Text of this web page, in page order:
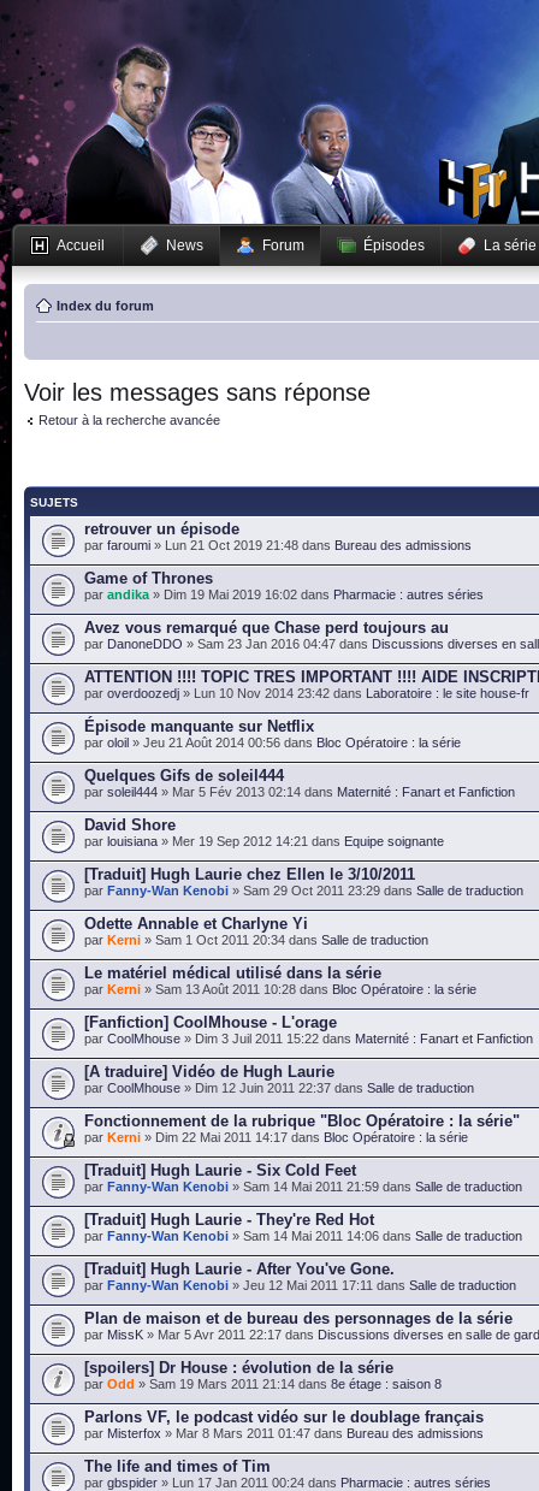
Accueil News Forum Épisodes La série
Index du forum
Voir les messages sans réponse
Retour à la recherche avancée
SUJETS
retrouver un épisode
par faroumi » Lun 21 Oct 2019 21:48 dans Bureau des admissions
Game of Thrones
par andika » Dim 19 Mai 2019 16:02 dans Pharmacie : autres séries
Avez vous remarqué que Chase perd toujours au
par DanoneDDO » Sam 23 Jan 2016 04:47 dans Discussions diverses en
ATTENTION !!!! TOPIC TRES IMPORTANT !!!! AIDE
par overdoozedj » Lun 10 Nov 2014 23:42 dans Laboratoire : le site house-fr
Épisode manquante sur Netflix
par oloil » Jeu 21 Août 2014 00:56 dans Bloc Opératoire : la série
Quelques Gifs de soleil444
par soleil444 » Mar 5 Fév 2013 02:14 dans Maternité : Fanart et Fanfiction
David Shore
par louisiana » Mer 19 Sep 2012 14:21 dans Equipe soignante
[Traduit] Hugh Laurie chez Ellen le 3/10/2011
par Fanny-Wan Kenobi » Sam 29 Oct 2011 23:29 dans Salle de traduction
Odette Annable et Charlyne Yi
par Kerni » Sam 1 Oct 2011 20:34 dans Salle de traduction
Le matériel médical utilisé dans la série
par Kerni » Sam 13 Août 2011 10:28 dans Bloc Opératoire : la série
[Fanfiction] CoolMhouse - L'orage
par CoolMhouse » Dim 3 Juil 2011 15:22 dans Maternité : Fanart et Fanfiction
[A traduire] Vidéo de Hugh Laurie
par CoolMhouse » Dim 12 Juin 2011 22:37 dans Salle de traduction
Fonctionnement de la rubrique "Bloc Opératoire : la série"
par Kerni » Dim 22 Mai 2011 14:17 dans Bloc Opératoire : la série
[Traduit] Hugh Laurie - Six Cold Feet
par Fanny-Wan Kenobi » Sam 14 Mai 2011 21:59 dans Salle de traduction
[Traduit] Hugh Laurie - They're Red Hot
par Fanny-Wan Kenobi » Sam 14 Mai 2011 14:06 dans Salle de traduction
[Traduit] Hugh Laurie - After You've Gone.
par Fanny-Wan Kenobi » Jeu 12 Mai 2011 17:11 dans Salle de traduction
Plan de maison et de bureau des personnages de la série
par MissK » Mar 5 Avr 2011 22:17 dans Discussions diverses en salle de
[spoilers] Dr House : évolution de la série
par Odd » Sam 19 Mars 2011 21:14 dans 8e étage : saison 8
Parlons VF, le podcast vidéo sur le doublage français
par Misterfox » Mar 8 Mars 2011 01:47 dans Bureau des admissions
The life and times of Tim
par gbspider » Lun 17 Jan 2011 00:24 dans Pharmacie : autres séries